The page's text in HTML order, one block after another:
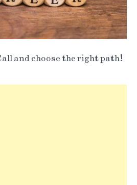
and choose the right path!